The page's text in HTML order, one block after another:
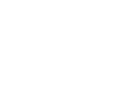
송영길 7.76%
판 셈법